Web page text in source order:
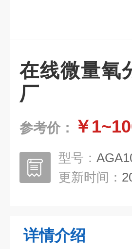
在线微量氧
厂
参考价： ￥
型号：
更新时间：
详情介绍